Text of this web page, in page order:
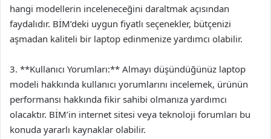
hangi modellerin inceleneceğini daraltmak açısından
faydalıdır. BİM’deki uygun fiyatlı seçenekler, bütçenizi
aşmadan kaliteli bir laptop edinmenize yardımcı olabilir.
3. **Kullanıcı Yorumları:** Almayı düşündüğünüz laptop
modeli hakkında kullanıcı yorumlarını incelemek, ürünün
performansı hakkında fikir sahibi olmanıza yardımcı
olacaktır. BİM’in internet sitesi veya teknoloji forumları bu
konuda yararlı kaynaklar olabilir.